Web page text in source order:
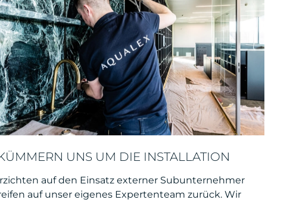
UNS UM DIE INSTALLATION
auf den Einsatz externer Subunternehmer
auf unser eigenes Expertenteam zurück. Wir